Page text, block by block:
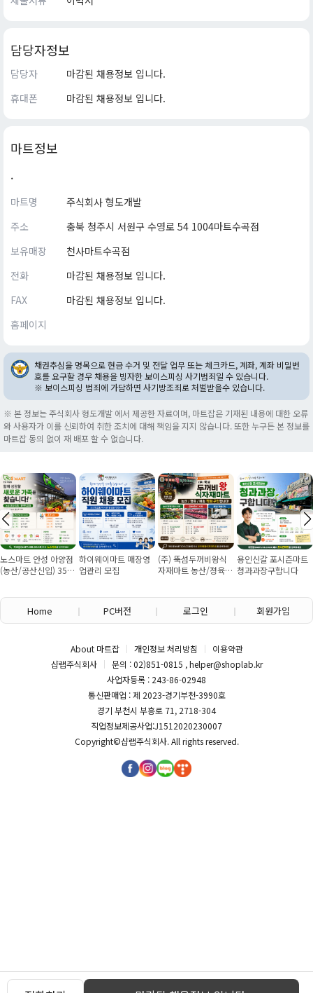
담당자정보
담당자
마감된 채용정보 입니다.
휴대폰
마감된 채용정보 입니다.
마트정보
.
마트명
주식회사 형도개발
주소
충북 청주시 서원구 수영로 54 1004마트수곡점
보유매장
천사마트수곡점
전화
마감된 채용정보 입니다.
FAX
마감된 채용정보 입니다.
홈페이지
채권추심을 명목으로 현금 수거 및 전달 업무 또는 체크카드, 계좌, 계좌 비밀번
호를 요구할 경우 채용을 빙자한 보이스피싱 사기범죄일 수 있습니다.
※ 보이스피싱 범죄에 가담하면 사기방조죄로 처벌받을수 있습니다.
※ 본 정보는 주식회사 형도개발 에서 제공한 자료이며, 마트잡은 기재된 내용에 대한 오류
와 사용자가 이를 신뢰하여 취한 조치에 대해 책임을 지지 않습니다. 또한 누구든 본 정보를
마트잡 동의 없이 재 배포 할 수 없습니다.
노스마트 안성 아양점
(농산/공산신입) 355
하이웨이마트 매장영
업관리 모집
(주) 뚝섬두꺼비왕식
자재마트 농산/졍육/
용인신갈 포시즌마트
청과과장구합니다
Home PC버전 로그인 회원가입
About 마트잡 개인정보 처리방침
이용약관
샵랩주식회사
문의 : 02)851-0815 , helper@shoplab.kr
사업자등록 : 243-86-02948
통신판매업 : 제 2023-경기부천-3990호
경기 부천시 부흥로 71, 2718-304
직업정보제공사업:J1512020230007
Copyright©샵랩주식회사. All rights reserved.